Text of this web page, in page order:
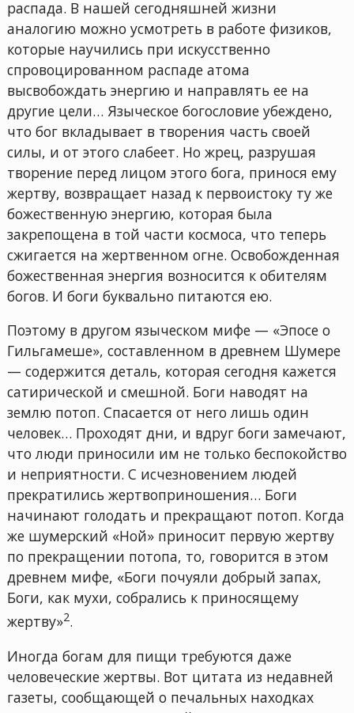
распада. В нашей сегодняшней жизни
аналогию можно усмотреть в работе физиков,
которые научились при искусственно
спровоцированном распаде атома
высвобождать энергию и направлять ее на
другие цели… Языческое богословие убеждено,
что бог вкладывает в творения часть своей
силы, и от этого слабеет. Но жрец, разрушая
творение перед лицом этого бога, принося ему
жертву, возвращает назад к первоистоку ту же
божественную энергию, которая была
закрепощена в той части космоса, что теперь
сжигается на жертвенном огне. Освобожденная
божественная энергия возносится к обителям
богов. И боги буквально питаются ею.
Поэтому в другом языческом мифе — «Эпосе о
Гильгамеше», составленном в древнем Шумере
— содержится деталь, которая сегодня кажется
сатирической и смешной. Боги наводят на
землю потоп. Спасается от него лишь один
человек… Проходят дни, и вдруг боги замечают,
что люди приносили им не только беспокойство
и неприятности. С исчезновением людей
прекратились жертвоприношения… Боги
начинают голодать и прекращают потоп. Когда
же шумерский «Ной» приносит первую жертву
по прекращении потопа, то, говорится в этом
древнем мифе, «Боги почуяли добрый запах,
Боги, как мухи, собрались к приносящему
жертву»2.
Иногда богам для пищи требуются даже
человеческие жертвы. Вот цитата из недавней
газеты, сообщающей о печальных находках